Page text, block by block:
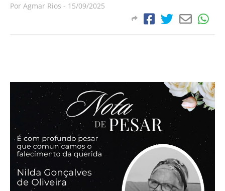
Por Agmar Rios - 15/09/2025